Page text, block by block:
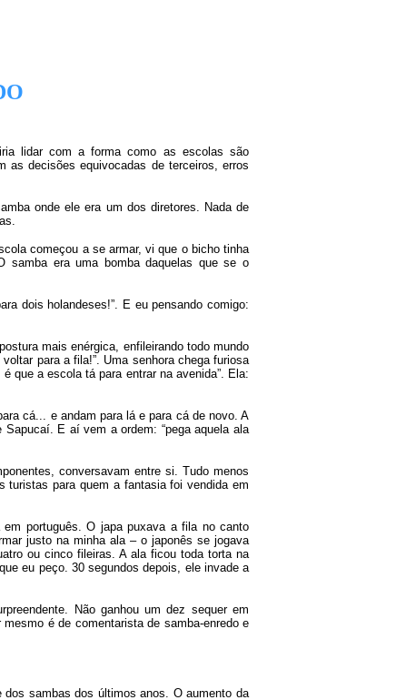
lidar com a forma como as escolas são
as decisões equivocadas de terceiros, erros
onde ele era um dos diretores. Nada de
começou a se armar, vi que o bicho tinha
samba era uma bomba daquelas que se o
dois holandeses!”. E eu pensando comigo:
mais enérgica, enfileirando todo mundo
para a fila!”. Uma senhora chega furiosa
que a escola tá para entrar na avenida”. Ela:
cá... e andam para lá e para cá de novo. A
E aí vem a ordem: “pega aquela ala
conversavam entre si. Tudo menos
turistas para quem a fantasia foi vendida em
português. O japa puxava a fila no canto
justo na minha ala – o japonês se jogava
ou cinco fileiras. A ala ficou toda torta na
eu peço. 30 segundos depois, ele invade a
Não ganhou um dez sequer em
é de comentarista de samba-enredo e
sambas dos últimos anos. O aumento da